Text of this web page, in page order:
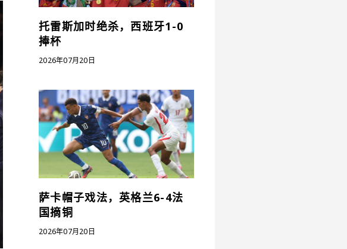
托雷斯加时绝杀，西班牙1-0
捧杯
2026年07月20日
萨卡帽子戏法，英格兰6-4法
国摘铜
2026年07月20日